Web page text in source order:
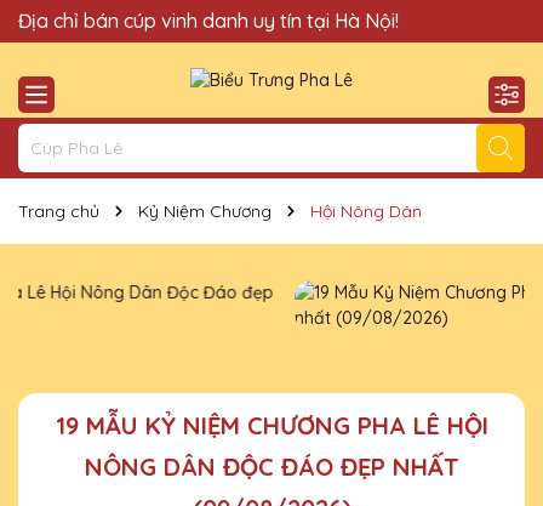
Quà Tặng Cúp Pha Lê Hà Nội QTG xin chào Quý Khách!
Địa chỉ bán cúp vinh danh uy tín tại Hà Nội!
Trang chủ Kỷ Niệm Chương Hội Nông Dân
19 MẪU KỶ NIỆM CHƯƠNG PHA LÊ HỘI
NÔNG DÂN ĐỘC ĐÁO ĐẸP NHẤT